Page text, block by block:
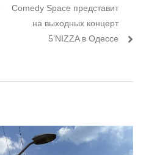
Следующий
Comedy Space представит
на выходных концерт
5’NIZZA в Одессе